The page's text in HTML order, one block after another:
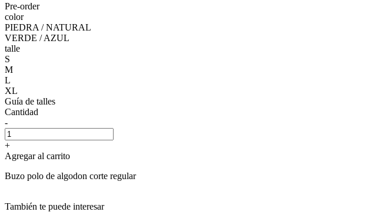
Pre-order
color
PIEDRA / NATURAL
VERDE / AZUL
talle
S
M
L
XL
Guía de talles
Cantidad
-
+
Agregar al carrito
Buzo polo de algodon corte regular
También te puede interesar